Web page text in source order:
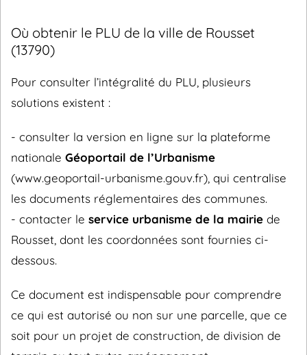
Où obtenir le PLU de la ville de Rousset
(13790)
Pour consulter l’intégralité du PLU, plusieurs
solutions existent :
- consulter la version en ligne sur la plateforme
nationale Géoportail de l’Urbanisme
(www.geoportail-urbanisme.gouv.fr), qui centralise
les documents réglementaires des communes.
- contacter le service urbanisme de la mairie de
Rousset, dont les coordonnées sont fournies ci-
dessous.
Ce document est indispensable pour comprendre
ce qui est autorisé ou non sur une parcelle, que ce
soit pour un projet de construction, de division de